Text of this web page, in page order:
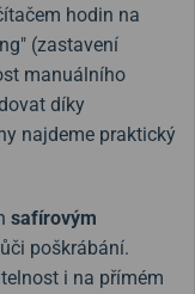
hodin na
(zastavení
manuálního
díky
najdeme praktický
safírovým
poškrábání.
i na přímém